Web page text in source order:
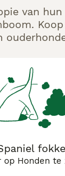
van
op Honden te